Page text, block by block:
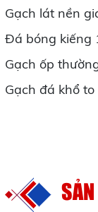
Gạch lát nền
Đá bóng kiếng
Gạch ốp
Gạch đá khổ